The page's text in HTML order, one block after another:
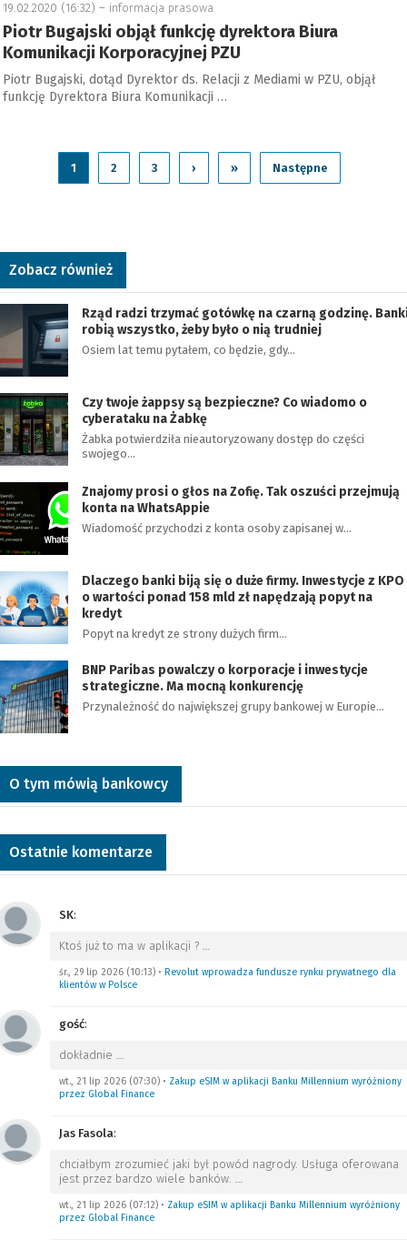
19.02.2020 (16:32) – informacja prasowa
Piotr Bugajski objął funkcję dyrektora Biura
Komunikacji Korporacyjnej PZU
Piotr Bugajski, dotąd Dyrektor ds. Relacji z Mediami w PZU, objął
funkcję Dyrektora Biura Komunikacji …
1 2 3 › » Następne
Zobacz również
Rząd radzi trzymać gotówkę na czarną godzinę.
robią wszystko, żeby było o nią trudniej
Osiem lat temu pytałem, co będzie, gdy…
Czy twoje żappsy są bezpieczne? Co wiadomo o
cyberataku na Żabkę
Żabka potwierdziła nieautoryzowany dostęp do części
swojego…
Znajomy prosi o głos na Zofię. Tak oszuści przejmują
konta na WhatsAppie
Wiadomość przychodzi z konta osoby zapisanej w…
Dlaczego banki biją się o duże firmy. Inwestycje z KPO
o wartości ponad 158 mld zł napędzają popyt na
kredyt
Popyt na kredyt ze strony dużych firm…
BNP Paribas powalczy o korporacje i inwestycje
strategiczne. Ma mocną konkurencję
Przynależność do największej grupy bankowej w Europie…
O tym mówią bankowcy
Ostatnie komentarze
SK:
Ktoś już to ma w aplikacji ? …
śr., 29 lip 2026 (10:13) • Revolut wprowadza fundusze rynku prywatnego dla
klientów w Polsce
gość:
dokładnie …
wt., 21 lip 2026 (07:30) • Zakup eSIM w aplikacji Banku Millennium wyróżniony
przez Global Finance
Jas Fasola:
chciałbym zrozumieć jaki był powód nagrody. Usługa oferowana
jest przez bardzo wiele banków. …
wt., 21 lip 2026 (07:12) • Zakup eSIM w aplikacji Banku Millennium wyróżniony
przez Global Finance